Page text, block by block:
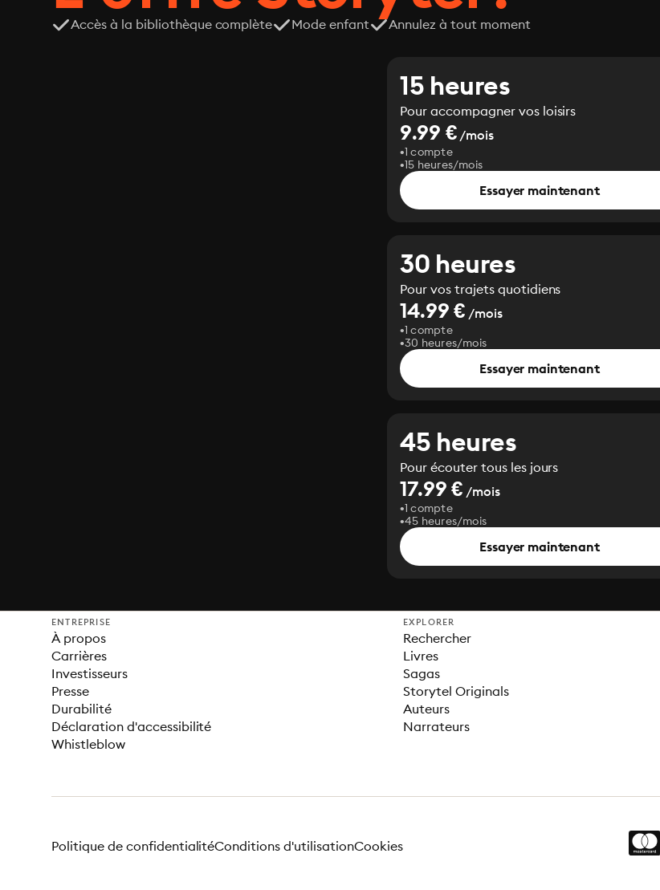
Accès à la bibliothèque complète Mode enfant Annulez à tout moment
15 heures
Pour accompagner vos loisirs
9.99 €/mois
1 compte
15 heures/mois
Essayer maintenant
30 heures
Pour vos trajets quotidiens
14.99 € /mois
1 compte
30 heures/mois
Essayer maintenant
45 heures
Pour écouter tous les jours
17.99 € /mois
1 compte
45 heures/mois
Essayer maintenant
ENTREPRISE
À propos
Carrières
Investisseurs
Presse
Durabilité
Déclaration d'accessibilité
Whistleblow
EXPLORER
Rechercher
Livres
Sagas
Storytel Originals
Auteurs
Narrateurs
Politique de confidentialitéConditions d'utilisationCookies